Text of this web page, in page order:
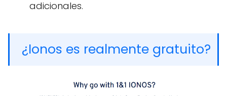
adicionales.
¿Ionos es realmente gratuito?